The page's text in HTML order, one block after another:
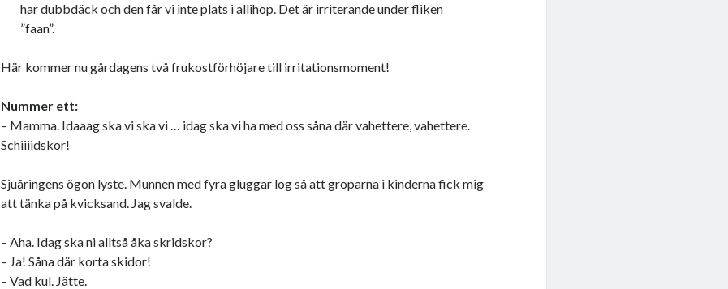
har dubbdäck och den får vi inte plats i allihop. Det är irriterande under fliken
”faan”.
Här kommer nu gårdagens två frukostförhöjare till irritationsmoment!
Nummer ett:
– Mamma. Idaaag ska vi ska vi … idag ska vi ha med oss såna där vahettere, vahettere.
Schiiiidskor!
Sjuåringens ögon lyste. Munnen med fyra gluggar log så att groparna i kinderna fick mig
att tänka på kvicksand. Jag svalde.
– Aha. Idag ska ni alltså åka skridskor?
– Ja! Såna där korta skidor!
– Vad kul. Jätte.